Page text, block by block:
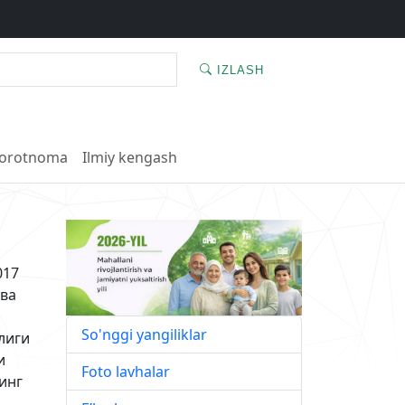
IZLASH
Ilmiy kengash
So'nggi yangiliklar
Foto lavhalar